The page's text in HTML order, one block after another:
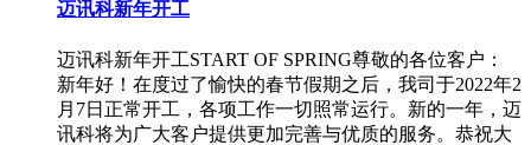
迈讯科新年开工
迈讯科新年开工START OF SPRING尊敬的各位客户：
新年好！在度过了愉快的春节假期之后，我司于2022年2
月7日正常开工，各项工作一切照常运行。新的一年，迈
讯科将为广大客户提供更加完善与优质的服务。恭祝大